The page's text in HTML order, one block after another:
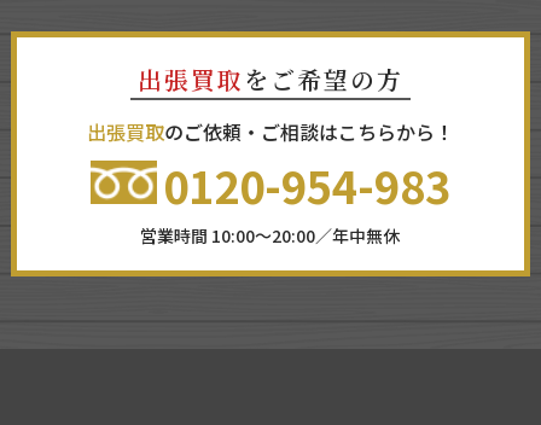
出張買取 をご希望の方
出張買取のご依頼・ご相談はこちらから！
0120-954-983
営業時間 10:00～20:00／年中無休